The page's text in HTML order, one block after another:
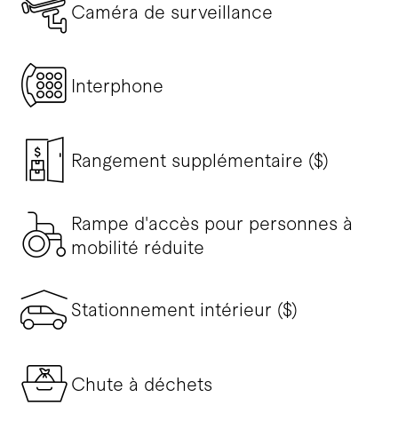
Caméra de surveillance
Interphone
Rangement supplémentaire ($)
Rampe d'accès pour personnes à
mobilité réduite
Stationnement intérieur ($)
Chute à déchets